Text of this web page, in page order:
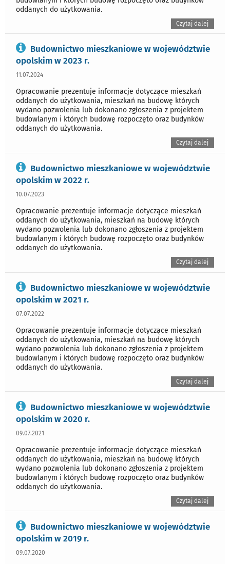
oddanych do użytkowania.
Czytaj dalej
Budownictwo mieszkaniowe w województwie
opolskim w 2023 r.
11.07.2024
Opracowanie prezentuje informacje dotyczące mieszkań
oddanych do użytkowania, mieszkań na budowę których
wydano pozwolenia lub dokonano zgłoszenia z projektem
budowlanym i których budowę rozpoczęto oraz budynków
oddanych do użytkowania.
Czytaj dalej
Budownictwo mieszkaniowe w województwie
opolskim w 2022 r.
10.07.2023
Opracowanie prezentuje informacje dotyczące mieszkań
oddanych do użytkowania, mieszkań na budowę których
wydano pozwolenia lub dokonano zgłoszenia z projektem
budowlanym i których budowę rozpoczęto oraz budynków
oddanych do użytkowania.
Czytaj dalej
Budownictwo mieszkaniowe w województwie
opolskim w 2021 r.
07.07.2022
Opracowanie prezentuje informacje dotyczące mieszkań
oddanych do użytkowania, mieszkań na budowę których
wydano pozwolenia lub dokonano zgłoszenia z projektem
budowlanym i których budowę rozpoczęto oraz budynków
oddanych do użytkowania.
Czytaj dalej
Budownictwo mieszkaniowe w województwie
opolskim w 2020 r.
09.07.2021
Opracowanie prezentuje informacje dotyczące mieszkań
oddanych do użytkowania, mieszkań na budowę których
wydano pozwolenia lub dokonano zgłoszenia z projektem
budowlanym i których budowę rozpoczęto oraz budynków
oddanych do użytkowania.
Czytaj dalej
Budownictwo mieszkaniowe w województwie
opolskim w 2019 r.
09.07.2020